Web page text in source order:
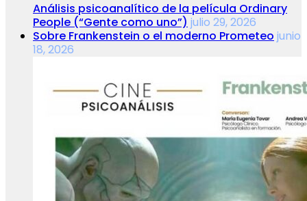
Análisis psicoanalítico de la película Ordinary
People (“Gente como uno”) julio 29, 2026
Sobre Frankenstein o el moderno Prometeo junio
18, 2026